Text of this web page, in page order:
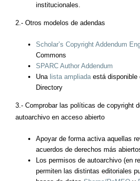
institucionales.
2.- Otros modelos de adendas
Scholar’s Copyright Addendum
Commons
SPARC Author Addendum
Una lista ampliadaestá disponible
Directory
3.- Comprobar las políticas de copyright
autoarchivo en acceso abierto
Apoyar de forma activa aquellas
acuerdos de derechos más
Los permisos de autoarchivo (en
permiten las distintas editoriales